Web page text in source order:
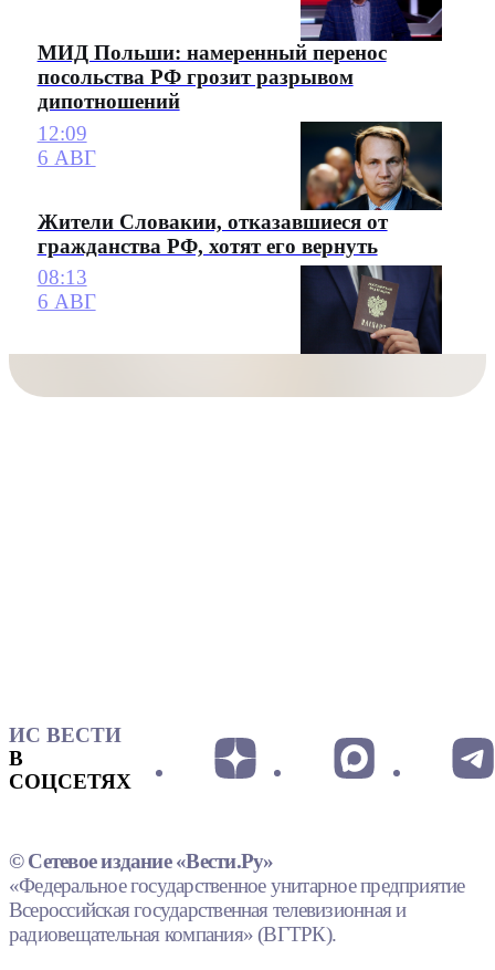
МИД Польши: намеренный перенос
посольства РФ грозит разрывом
дипотношений
12:09
6 АВГ
Жители Словакии, отказавшиеся от
гражданства РФ, хотят его вернуть
08:13
6 АВГ
ИС ВЕСТИ
В
СОЦСЕТЯХ
© Сетевое издание «Вести.Ру»
«Федеральное государственное унитарное предприятие
Всероссийская государственная телевизионная и
радиовещательная компания» (ВГТРК).